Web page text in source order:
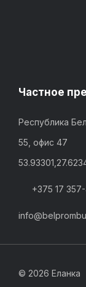
Частное
Республика
55, офис 47
+375 17
© 2026 Еланка